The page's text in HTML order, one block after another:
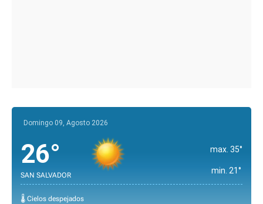
Domingo 09, Agosto 2026
26°
SAN SALVADOR
max. 35°
min. 21°
🌡️ Cielos despejados